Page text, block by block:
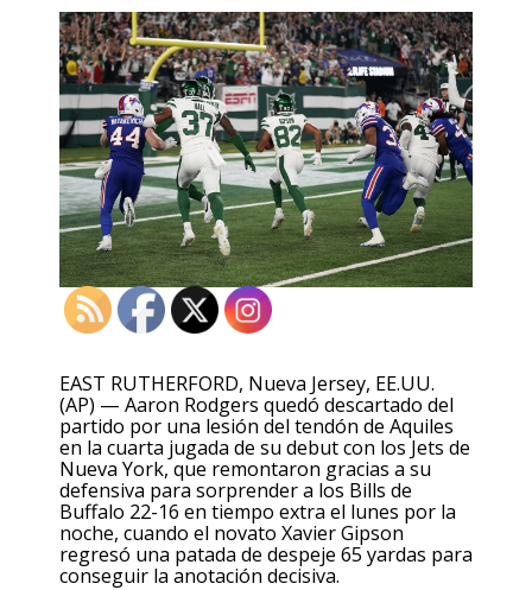
EAST RUTHERFORD, Nueva Jersey, EE.UU.
(AP) — Aaron Rodgers quedó descartado del
partido por una lesión del tendón de Aquiles
en la cuarta jugada de su debut con los Jets de
Nueva York, que remontaron gracias a su
defensiva para sorprender a los Bills de
Buffalo 22-16 en tiempo extra el lunes por la
noche, cuando el novato Xavier Gipson
regresó una patada de despeje 65 yardas para
conseguir la anotación decisiva.